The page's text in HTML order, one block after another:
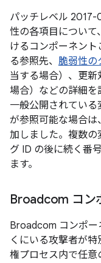
パッチレベル
性の各項目について
けるコンポーネン
る参照先、 脆弱性の
当する場合）、更新
場合）などの詳細を
一般公開されている
が参照可能な場合
加しました。複数
グ ID の後に続く番
ます。
Broadcom コン
Broadcom コンポー
くにいる攻撃者が
権プロセス内で任意